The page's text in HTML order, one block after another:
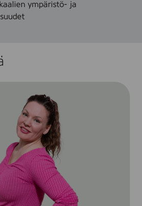
ympäristö- ja